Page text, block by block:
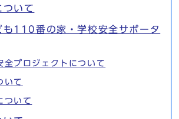
ついて
も110番の家・学校安全サポータ
全プロジェクトについて
いて
ついて